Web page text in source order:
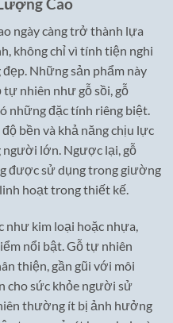
ngày càng trở thành lựa
không chỉ vì tính tiện nghi
Những sản phẩm này
nhiên như gỗ sồi, gỗ
những đặc tính riêng biệt.
bền và khả năng chịu lực
lớn. Ngược lại, gỗ
được sử dụng trong giường
hoạt trong thiết kế.
như kim loại hoặc nhựa,
nổi bật. Gỗ tự nhiên
thiện, gần gũi với môi
cho sức khỏe người sử
thường ít bị ảnh hưởng